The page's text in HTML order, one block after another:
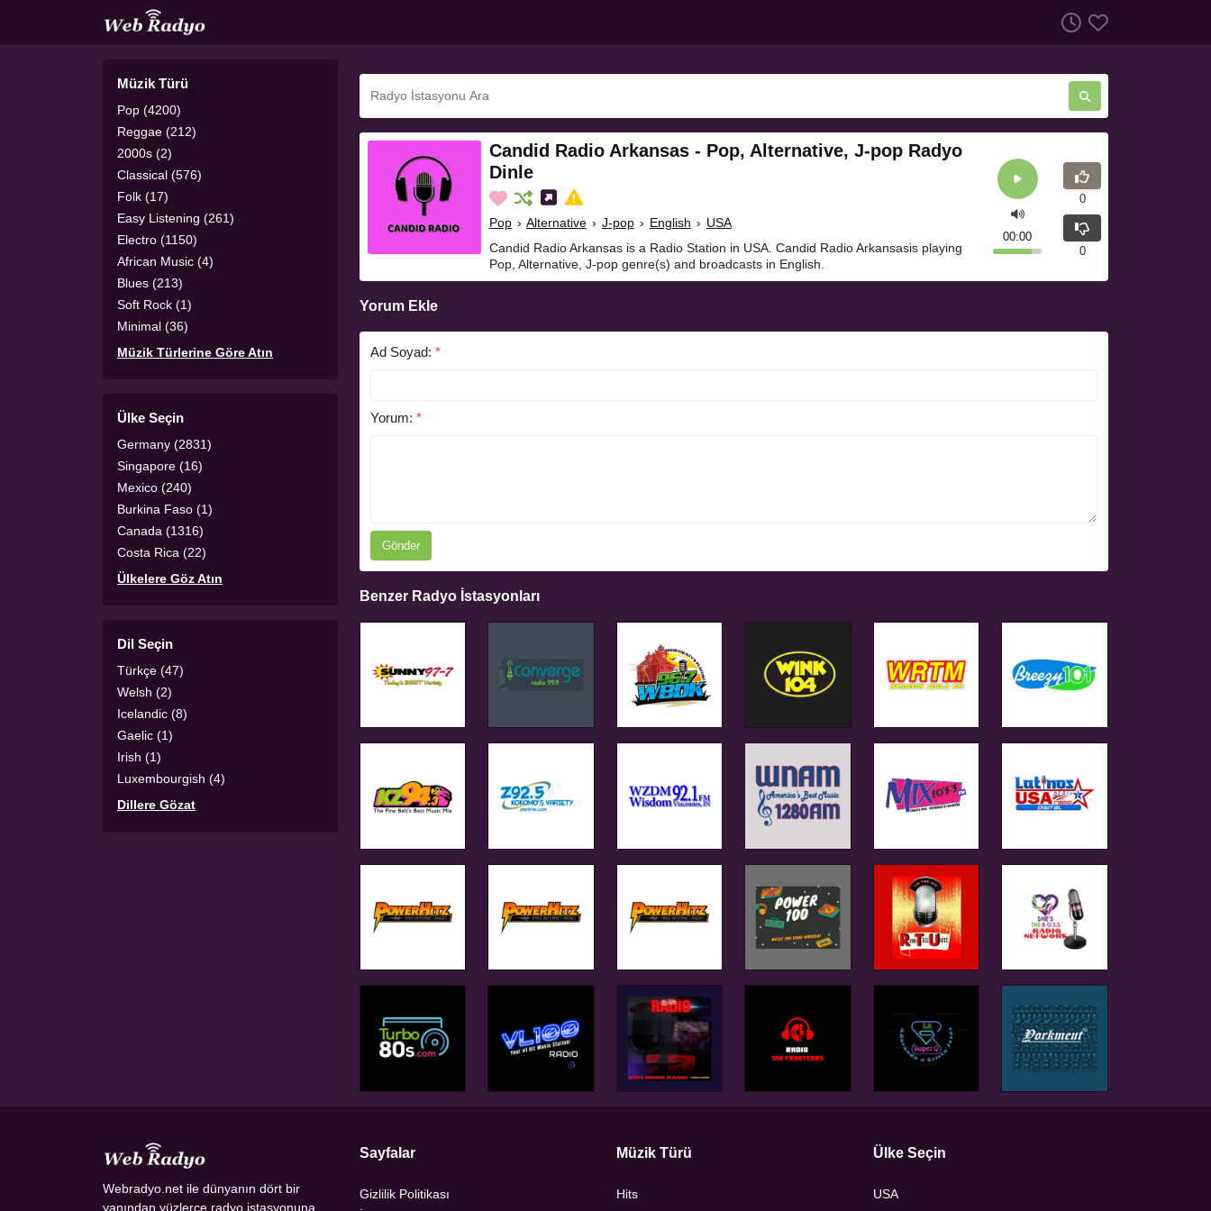
Müzik Türü
Pop (4200)
Reggae (212)
2000s (2)
Classical (576)
Folk (17)
Easy Listening (261)
Electro (1150)
African Music (4)
Blues (213)
Soft Rock (1)
Minimal (36)
Müzik Türlerine Göre Atın
Ülke Seçin
Germany (2831)
Singapore (16)
Mexico (240)
Burkina Faso (1)
Canada (1316)
Costa Rica (22)
Ülkelere Göz Atın
Dil Seçin
Türkçe (47)
Welsh (2)
Icelandic (8)
Gaelic (1)
Irish (1)
Luxembourgish (4)
Dillere Gözat
Candid Radio Arkansas - Pop, Alternative, J-pop Radyo
Dinle
Pop › Alternative › J-pop › English › USA
Candid Radio Arkansas is a Radio Station in USA. Candid Radio Arkansasis playing
Pop, Alternative, J-pop genre(s) and broadcasts in English.
00:00
0
0
Yorum Ekle
Ad Soyad: *
Yorum: *
Gönder
Benzer Radyo İstasyonları
Webradyo.net ile dünyanın dört bir
yanından yüzlerce radyo istasyonuna
Sayfalar
Gizlilik Politikası
Müzik Türü
Hits
Ülke Seçin
USA